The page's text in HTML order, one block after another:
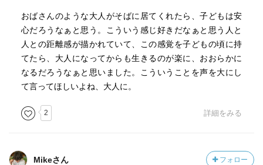
おばさんのような大人がそばに居てくれたら、子どもは安
心だろうなぁと思う。こういう感じ好きだなぁと思う人と
人との距離感が描かれていて、この感覚を子どもの頃に持
てたら、大人になってからも生きるのが楽に、おおらかに
なるだろうなぁと思いました。こういうことを声を大にし
て言ってほしいよね、大人に。
2 詳細をみる
Mikeさん フォロー